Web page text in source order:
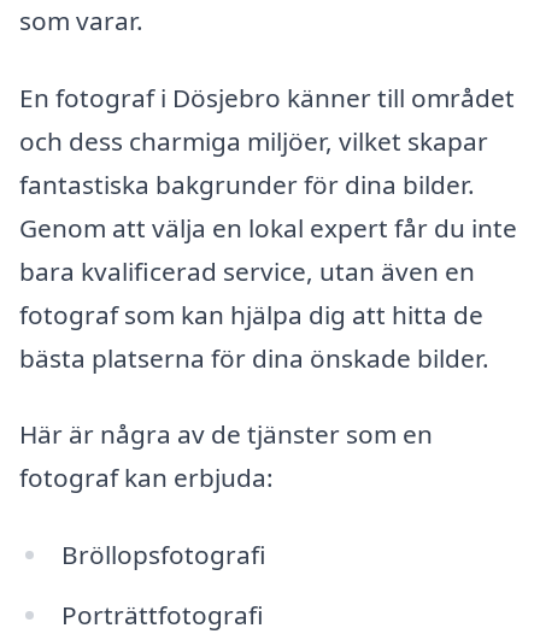
som varar.
En fotograf i Dösjebro känner till området
och dess charmiga miljöer, vilket skapar
fantastiska bakgrunder för dina bilder.
Genom att välja en lokal expert får du inte
bara kvalificerad service, utan även en
fotograf som kan hjälpa dig att hitta de
bästa platserna för dina önskade bilder.
Här är några av de tjänster som en
fotograf kan erbjuda:
Bröllopsfotografi
Porträttfotografi